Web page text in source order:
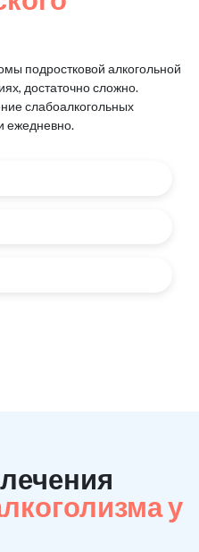
подростковой алкогольной
достаточно сложно.
слабоалкогольных
ежедневно.
у